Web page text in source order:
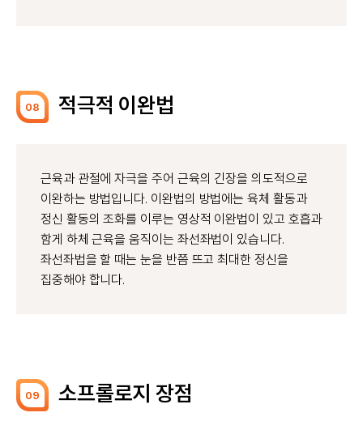
08 적극적 이완법
근육과 관절에 자극을 주어 근육의 긴장을 의도적으로
이완하는 방법입니다. 이완법의 방법에는 육체 활동과
정신 활동의 조화를 이루는 영상적 이완법이 있고 호흡과
함게 하체 근육을 움직이는 좌선좌법이 있습니다.
좌선좌법을 할 때는 눈을 반쯤 뜨고 최대한 정신을
집중해야 합니다.
09 소프롤로지 장점